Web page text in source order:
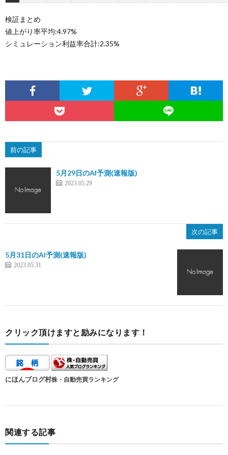
検証まとめ
値上がり率平均:4.97%
シミュレーション利益率合計:2.35%
前の記事
5月29日のAI予測(速報版)
2023.05.29
次の記事
5月31日のAI予測(速報版)
2023.05.31
クリック頂けますと励みになります！
にほんブログ村株・自動売買ランキング
関連する記事